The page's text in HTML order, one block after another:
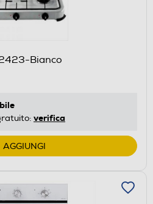
2423-Bianco
verifica
AGGIUNGI